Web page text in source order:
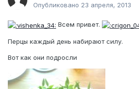
Опубликовано 23 апреля, 2013
Всем привет.
Перцы каждый день набирают силу.
Вот как они подросли